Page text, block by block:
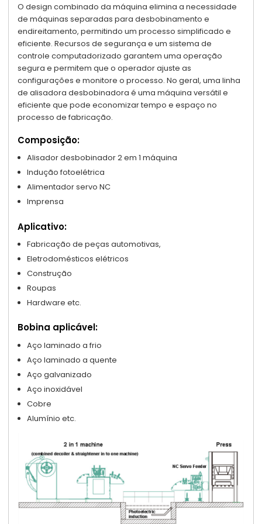
O design combinado da máquina elimina a necessidade
de máquinas separadas para desbobinamento e
endireitamento, permitindo um processo simplificado e
eficiente. Recursos de segurança e um sistema de
controle computadorizado garantem uma operação
segura e permitem que o operador ajuste as
configurações e monitore o processo. No geral, uma linha
de alisadora desbobinadora é uma máquina versátil e
eficiente que pode economizar tempo e espaço no
processo de fabricação.
Composição:
Alisador desbobinador 2 em 1 máquina
Indução fotoelétrica
Alimentador servo NC
Imprensa
Aplicativo:
Fabricação de peças automotivas,
Eletrodomésticos elétricos
Construção
Roupas
Hardware etc.
Bobina aplicável:
Aço laminado a frio
Aço laminado a quente
Aço galvanizado
Aço inoxidável
Cobre
Alumínio etc.